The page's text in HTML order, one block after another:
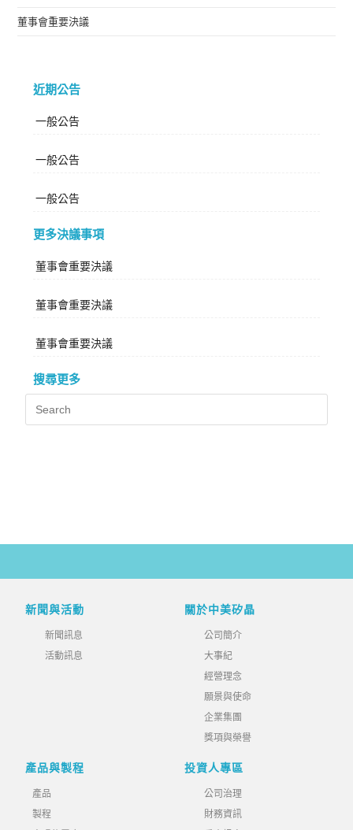
董事會重要決議
近期公告
一般公告
一般公告
一般公告
更多決議事項
董事會重要決議
董事會重要決議
董事會重要決議
搜尋更多
新聞與活動
新聞訊息
活動訊息
關於中美矽晶
公司簡介
大事紀
經營理念
願景與使命
企業集團
獎項與榮譽
產品與製程
產品
製程
投資人專區
公司治理
財務資訊